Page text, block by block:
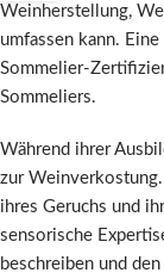
Weinherstellung,
umfassen kann.
Sommelier-
Sommeliers.
Während ihrer
zur Weinverkostung.
ihres Geruchs und
sensorische
beschreiben und